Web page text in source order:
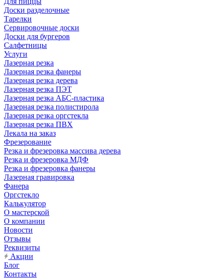
Доски разделочные
Тарелки
Сервировочные доски
Доски для бургеров
Салфетницы
Услуги
Лазерная резка
Лазерная резка фанеры
Лазерная резка дерева
Лазерная резка ПЭТ
Лазерная резка АБС-пластика
Лазерная резка полистирола
Лазерная резка оргстекла
Лазерная резка ПВХ
Лекала на заказ
Фрезерование
Резка и фрезеровка массива дерева
Резка и фрезеровка МДФ
Резка и фрезеровка фанеры
Лазерная гравировка
Фанера
Орг­стек­ло
Калькулятор
О мастерской
О компании
Новости
Отзывы
Реквизиты
Акции
Блог
Контакты